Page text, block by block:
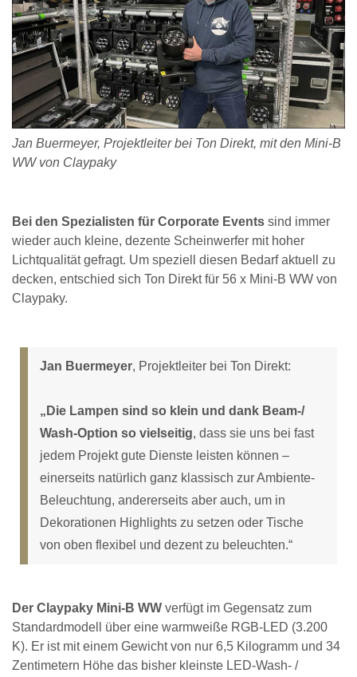
Jan Buermeyer, Projektleiter bei Ton Direkt, mit den Mini-B
WW von Claypaky
Bei den Spezialisten für Corporate Events sind immer
wieder auch kleine, dezente Scheinwerfer mit hoher
Lichtqualität gefragt. Um speziell diesen Bedarf aktuell zu
decken, entschied sich Ton Direkt für 56 x Mini-B WW von
Claypaky.
Jan Buermeyer, Projektleiter bei Ton Direkt:
„Die Lampen sind so klein und dank Beam-/
Wash-Option so vielseitig, dass sie uns bei fast
jedem Projekt gute Dienste leisten können –
einerseits natürlich ganz klassisch zur Ambiente-
Beleuchtung, andererseits aber auch, um in
Dekorationen Highlights zu setzen oder Tische
von oben flexibel und dezent zu beleuchten.“
Der Claypaky Mini-B WW verfügt im Gegensatz zum
Standardmodell über eine warmweiße RGB-LED (3.200
K). Er ist mit einem Gewicht von nur 6,5 Kilogramm und 34
Zentimetern Höhe das bisher kleinste LED-Wash- /